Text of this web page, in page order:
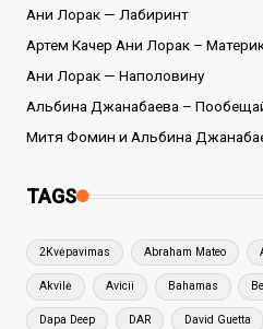
Ани Лорак — Лабиринт
Артем Качер Ани Лорак –
Ани Лорак — Наполовину
Альбина Джанабаева –
Митя Фомин и Альбина
TAGS
2Kvėpavimas Abraham Mateo
Akvilė Avicii Bahamas
Dapa Deep DAR David Guetta